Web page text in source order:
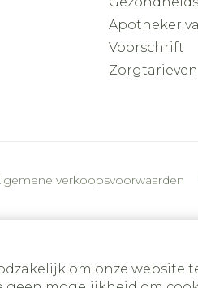
om onze website
Apotheker
Voorschrift
Zorgtarieven
verkoopsvoorwaarden